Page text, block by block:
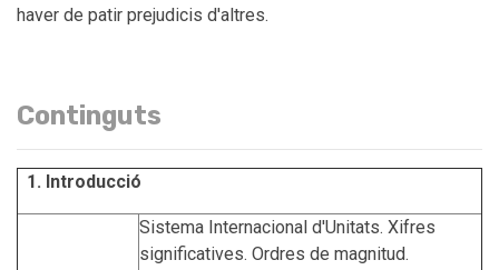
haver de patir prejudicis d'altres.
Continguts
1. Introducció
Sistema Internacional d'Unitats. Xifres
significatives. Ordres de magnitud.